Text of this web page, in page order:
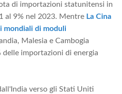
di importazioni statunitensi in
al 9% nel 2023. Mentre La Cina
mondiali di moduli
Malesia e Cambogia
importazioni di energia
verso gli Stati Uniti